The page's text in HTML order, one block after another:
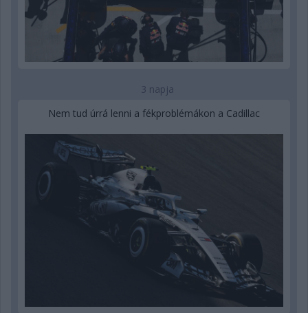
3 napja
Nem tud úrrá lenni a fékproblémákon a Cadillac